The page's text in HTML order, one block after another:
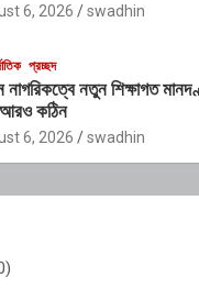
6, 2026 swadhin
প্রচ্ছদ
নাগরিকত্বে নতুন শিক্ষাগত
আরও কঠিন
6, 2026 swadhin